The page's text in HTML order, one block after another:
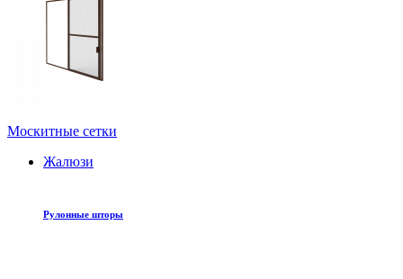
Москитные сетки
Жалюзи
Рулонные шторы